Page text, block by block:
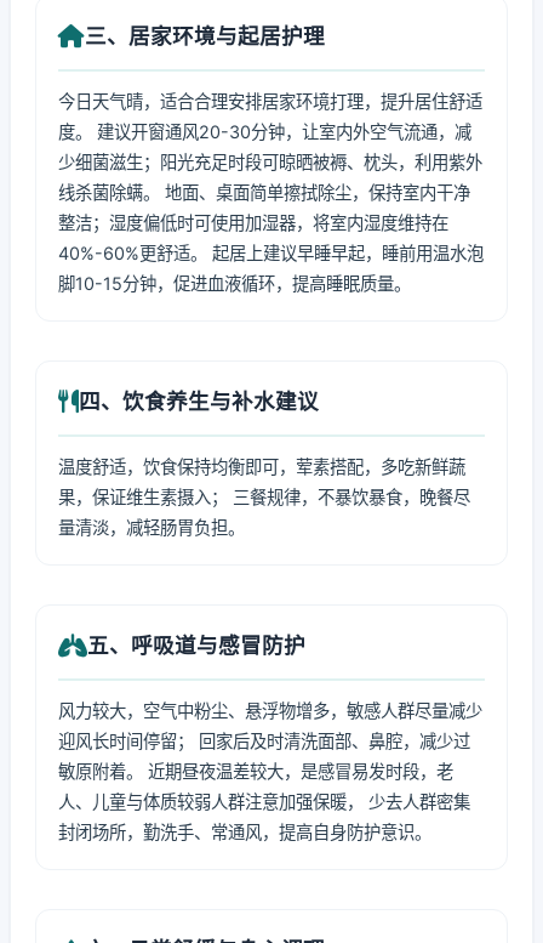
三、居家环境与起居护理
今日天气晴，适合合理安排居家环境打理，提升居住舒适
度。 建议开窗通风20-30分钟，让室内外空气流通，减
少细菌滋生；阳光充足时段可晾晒被褥、枕头，利用紫外
线杀菌除螨。 地面、桌面简单擦拭除尘，保持室内干净
整洁；湿度偏低时可使用加湿器，将室内湿度维持在
40%-60%更舒适。 起居上建议早睡早起，睡前用温水泡
脚10-15分钟，促进血液循环，提高睡眠质量。
四、饮食养生与补水建议
温度舒适，饮食保持均衡即可，荤素搭配，多吃新鲜蔬
果，保证维生素摄入； 三餐规律，不暴饮暴食，晚餐尽
量清淡，减轻肠胃负担。
五、呼吸道与感冒防护
风力较大，空气中粉尘、悬浮物增多，敏感人群尽量减少
迎风长时间停留； 回家后及时清洗面部、鼻腔，减少过
敏原附着。 近期昼夜温差较大，是感冒易发时段，老
人、儿童与体质较弱人群注意加强保暖， 少去人群密集
封闭场所，勤洗手、常通风，提高自身防护意识。